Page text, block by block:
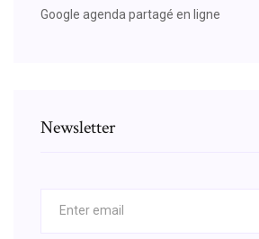
Google agenda partagé en ligne
Newsletter